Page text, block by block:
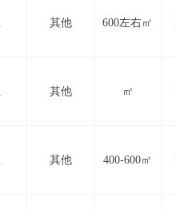
其他 600左右㎡
其他 ㎡
其他 400-600㎡